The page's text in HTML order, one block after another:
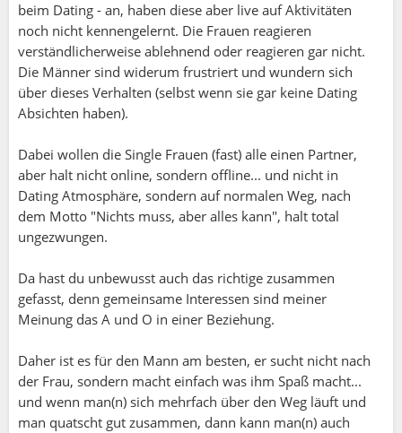
beim Dating - an, haben diese aber live auf Aktivitäten
noch nicht kennengelernt. Die Frauen reagieren
verständlicherweise ablehnend oder reagieren gar nicht.
Die Männer sind widerum frustriert und wundern sich
über dieses Verhalten (selbst wenn sie gar keine Dating
Absichten haben).
Dabei wollen die Single Frauen (fast) alle einen Partner,
aber halt nicht online, sondern offline... und nicht in
Dating Atmosphäre, sondern auf normalen Weg, nach
dem Motto "Nichts muss, aber alles kann", halt total
ungezwungen.
Da hast du unbewusst auch das richtige zusammen
gefasst, denn gemeinsame Interessen sind meiner
Meinung das A und O in einer Beziehung.
Daher ist es für den Mann am besten, er sucht nicht nach
der Frau, sondern macht einfach was ihm Spaß macht...
und wenn man(n) sich mehrfach über den Weg läuft und
man quatscht gut zusammen, dann kann man(n) auch